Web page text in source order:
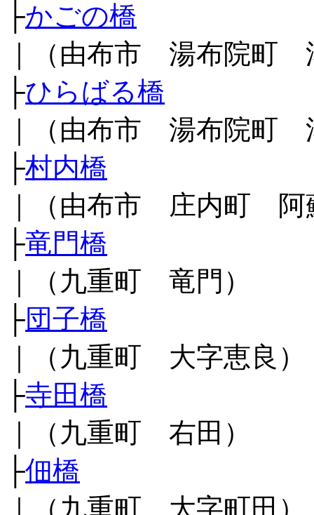
├かごの橋
｜（由布市 湯布院町
├ひらばる橋
｜（由布市 湯布院町
├村内橋
｜（由布市 庄内町 阿
├竜門橋
｜（九重町 竜門）
├団子橋
｜（九重町 大字恵良）
├寺田橋
｜（九重町 右田）
├佃橋
｜（九重町 大字町田）